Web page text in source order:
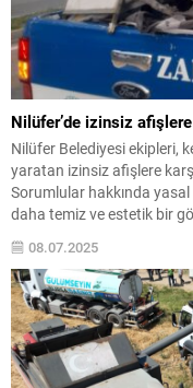
Nilüfer’de izinsiz
Nilüfer Belediyesi ekipleri,
yaratan izinsiz afişlere
Sorumlular hakkında
daha temiz ve estetik bir
mücadelesini
ekipler, kentin...
08.07.2025